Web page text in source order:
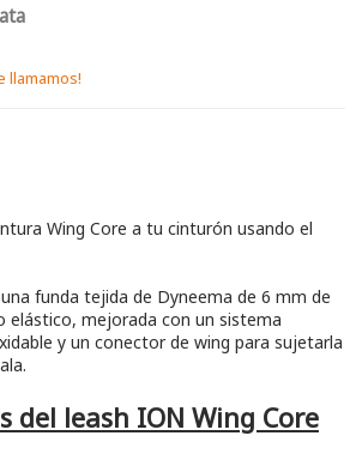
llamamos!
Wing Core a tu cinturón usando el
funda tejida de Dyneema de 6 mm de
elástico, mejorada con un sistema
y un conector de wing para sujetarla
del leash ION Wing Core